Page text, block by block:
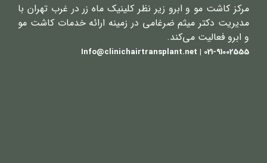
مرکز کاشت مو و ابرو زیر نظر کلینیک ماه زر در غرب تهران با
مدیریت دکتر میثم ضرغامی در زمینه ارائه خدمات کاشت مو
و ابرو فعالیت می‌کند.
021-91002555 | Info@clinichairtransplant.net